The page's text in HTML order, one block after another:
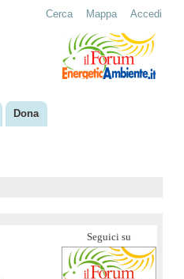
Dona
Cerca Mappa Accedi
Seguici su